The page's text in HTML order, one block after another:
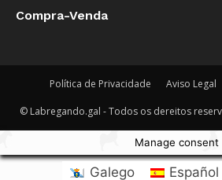
Compra-Venda
Política de Privacidade Aviso Legal
© Labregando.gal - Todos os dereitos
Manage consent
Galego Español